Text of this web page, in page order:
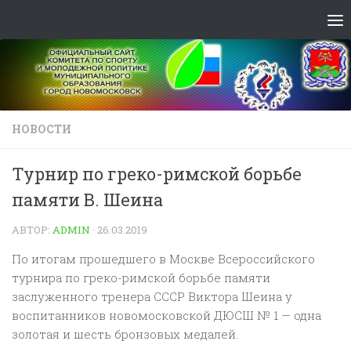
НОВОСТИ
Турнир по греко-римской борьбе
памяти В. Шеина
АВТОР: ADMIN · 26.03.2019
По итогам прошедшего в Москве Всероссийского
турнира по греко-римской борьбе памяти
заслуженного тренера СССР Виктора Шеина у
воспитанников новомосковской ДЮСШ № 1 — одна
золотая и шесть бронзовых медалей.